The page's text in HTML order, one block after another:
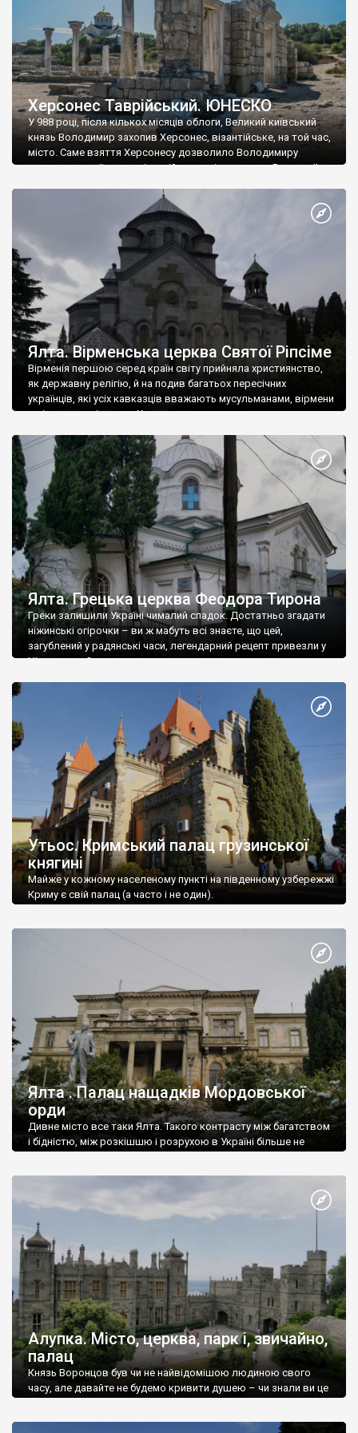
Херсонес Таврійський. ЮНЕСКО
У 988 році, після кількох місяців облоги, Великий київський
князь Володимир захопив Херсонес, візантійське, на той час,
місто. Саме взяття Херсонесу дозволило Володимиру
диктувати свої умови візантійському імператору Василю ІІ, та
Херсонесі Володимир-язичник, став Василем-християнином.
А потім було Хрещення Русі. На честь Херсонесу Таврійського
Ялта. Вірменська церква Святої Ріпсіме
Вірменія першою серед країн світу прийняла християнство,
як державну релігію, й на подив багатьох пересічних
українців, які усіх кавказців вважають мусульманами, вірмени
є відданими вірянами Христа
Ялта. Грецька церква Феодора Тирона
Греки залишили Україні чималий спадок. Достатньо згадати
ніжинські огірочки – ви ж мабуть всі знаєте, що цей,
загублений у радянські часи, легендарний рецепт привезли у
Ніжин греки?
Утьос. Кримський палац грузинської
княгині
Майже у кожному населеному пункті на південному узбережжі
Криму є свій палац (а часто і не один).
Ялта . Палац нащадків Мордовської
орди
Дивне місто все таки Ялта. Такого контрасту між багатством
і бідністю, між розкішшю і розрухою в Україні більше не
Алупка. Місто, церква, парк і, звичайно,
палац
Князь Воронцов був чи не найвідомішою людиною свого
часу, але давайте не будемо кривити душею – чи знали ви це